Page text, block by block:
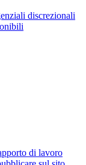
discrezionali
di lavoro